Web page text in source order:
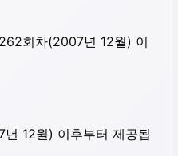
회차(2007년 12월) 이
12월) 이후부터 제공됩